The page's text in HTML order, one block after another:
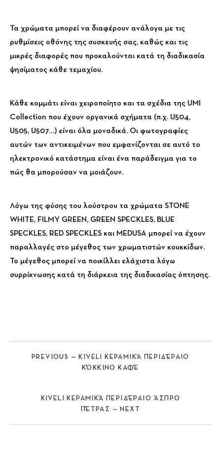
Τα χρώματα μπορεί να διαφέρουν ανάλογα με τις
ρυθμίσεις οθόνης της συσκευής σας, καθώς και τις
μικρές διαφορές που προκαλούνται κατά τη διαδικασία
ψησίματος κάθε τεμαχίου.
Κάθε κομμάτι είναι χειροποίητο και τα σχέδια της UMI
Collection που έχουν οργανικά σχήματα (π.χ. U504,
U505, U507…) είναι όλα μοναδικά. Οι φωτογραφίες
αυτών των αντικειμένων που εμφανίζονται σε αυτό το
ηλεκτρονικό κατάστημα είναι ένα παράδειγμα για το
πώς θα μπορούσαν να μοιάζουν.
Λόγω της φύσης του λούστρου τα χρώματα STONE
WHITE, FILMY GREEN, GREEN SPECKLES, BLUE
SPECKLES, RED SPECKLES και MEDUSA μπορεί να έχουν
παραλλαγές στο μέγεθος των χρωματιστών κουκκίδων.
Το μέγεθος μπορεί να ποικίλλει ελάχιστα λόγω
συρρίκνωσης κατά τη διάρκεια της διαδικασίας όπτησης.
PREVIOUS — KIVELI ΚΕΡΑΜΙΚΆ ΠΕΡΙΔΈΡΑΙΟ
ΚΌΚΚΙΝΟ ΚΑΦΈ
KIVELI ΚΕΡΑΜΙΚΆ ΠΕΡΙΔΈΡΑΙΟ ΆΣΠΡΟ
ΠΈΤΡΑΣ — NEXT